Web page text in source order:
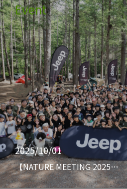
Event
2025/10/01
【NATURE MEETING 2025…